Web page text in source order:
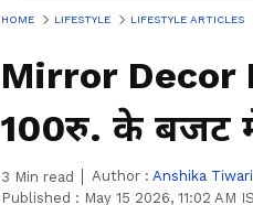
HOME LIFESTYLE LIFESTYLE ARTICLES
Mirror Decor
100रु. के बजट
3 Min read Author : Anshika Tiwari
Published : May 15 2026, 11:02 AM